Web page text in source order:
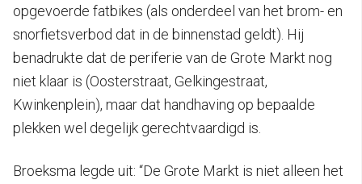
opgevoerde fatbikes (als onderdeel van het brom- en
snorfietsverbod dat in de binnenstad geldt). Hij
benadrukte dat de periferie van de Grote Markt nog
niet klaar is (Oosterstraat, Gelkingestraat,
Kwinkenplein), maar dat handhaving op bepaalde
plekken wel degelijk gerechtvaardigd is.
Broeksma legde uit: “De Grote Markt is niet alleen het